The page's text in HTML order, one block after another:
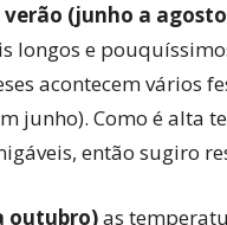
verão (junho a
longos e
acontecem vários
junho). Como é alta
então sugiro
outubro)as